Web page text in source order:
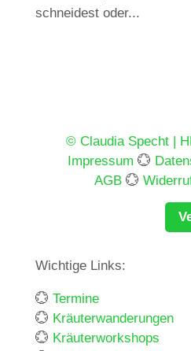
schneidest oder...
© Claudia Specht |
Impressum 💮
AGB💮
Wichtige Links:
💮 Termine
💮 Kräuterwanderungen
💮 Kräuterworkshops